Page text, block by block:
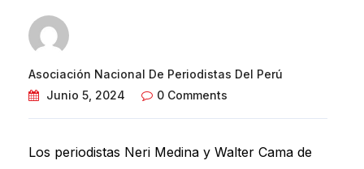
Asociación Nacional De Periodistas Del Perú
Junio 5, 2024
0 Comments
Los periodistas Neri Medina y Walter Cama de